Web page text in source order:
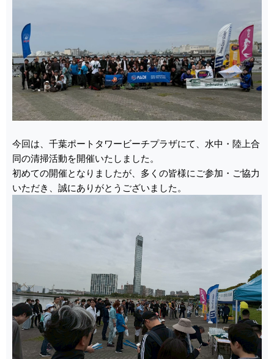
今回は、千葉ポートタワービーチプラザにて、水中・陸上合
同の清掃活動を開催いたしました。
初めての開催となりましたが、多くの皆様にご参加・ご協力
いただき、誠にありがとうございました。